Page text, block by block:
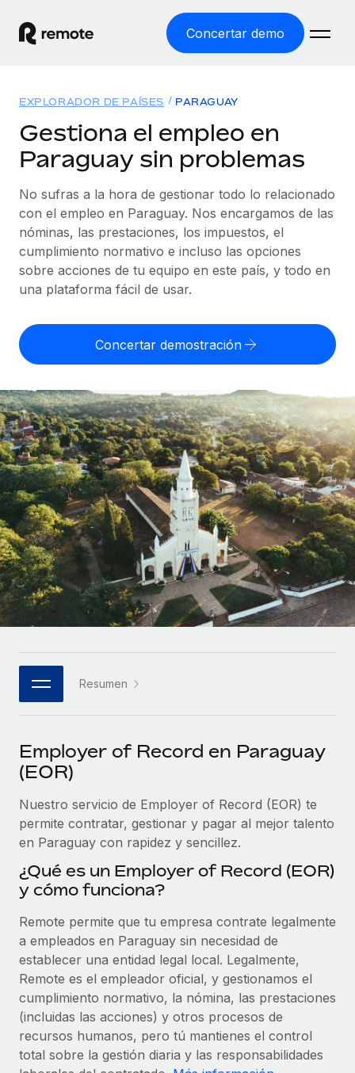
Concertar demo
EMPLEO GLOBAL
Nómina global
Gestiona las nóminas de forma sencilla y conforme a la
legalidad.
Employer of Record
Expándete en todo el mundo sin gastar en entidades.
cumpliendo la normativa.
Integra y gestiona a autónomos globalmente.
PEO
Externaliza tareas laborales complejas.
INFRAESTRUCTURA
Conexión Remote
Integra los RR. HH. en tus flujos de trabajo sin
complicaciones.
Plataforma
Funciones esenciales de RR. HH. integradas para tu
Conectar
Conecta cualquier herramienta de IA con Remote
Optimiza los procesos con herramientas empresariales
esenciales.
SERVICIOS
Pregunta a un experto
Obtén ayuda de gente experta en RR. HH. globales
y cumplimiento normativo.
Comprobaciones de antecedentes
Simplifica los procesos de cribado de candidatos.
Cumplimiento normativo
Adelántate a los riesgos de cumplimiento
normativo.
Gestión de dispositivos
Soluciones
COBERTURA MUNDIAL
Explorador de países
Consulta el soporte del empleo global según el país.
Explorador estatal de EE. UU.
Simplifica la contratación en todos los estados de EE.
Comparador de Remote
Compáranos con otras empresas.
ETAPAS DE CRECIMIENTO
Startups
Soluciones ágiles de RR. HH. globales y nóminas para
empresas en crecimiento.
Mediana empresa
Amplía tu equipo con soluciones de RR. HH.
personalizadas.
Empresa
RR. HH. globales para grandes empresas.
ASOCIARSE
Socios tecnológicos estratégicos
Integra la gestión de los RR. HH. globales en tu
Asociarse
Descubre oportunidades de colaborar con nosotros.
Remote Build
Próximamente
Consultoría de integraciones y automatización con IA.
CASOS PRÁCTICOS
Recursos
HERRAMIENTAS Y CALCULADORAS
Calculadora del riesgo de clasificación errónea
Consulta el riesgo de clasificación errónea por país.
cualquier país.
Descubre opciones de divisas y tiempos de pago para
autónomos globales.
APRENDIZAJE CON REMOTE
Guías y recursos
Casos prácticos
Glosario de RR. HH.
Listas de verificación y plantillas
Biblioteca de descripciones de puestos
Webinarios
Información sobre salarios y talento
Obtén ayuda
Nómina global
EOR y PEO
Contractor Management
Impuestos
Explora el blog
Precios
English
Nederlands
Français
Deutsch
Español
Italiano
Português (Portugal)
日本語
한국어
中文（简体）
EXPLORADOR DE PAÍSES PARAGUAY
Gestiona el empleo en
Paraguay sin problemas
No sufras a la hora de gestionar todo lo relacionado
con el empleo en Paraguay. Nos encargamos de las
nóminas, las prestaciones, los impuestos, el
cumplimiento normativo e incluso las opciones
sobre acciones de tu equipo en este país, y todo en
una plataforma fácil de usar.
Concertar demostración
Resumen
Employer of Record en Paraguay
(EOR)
Nuestro servicio de Employer of Record (EOR) te
permite contratar, gestionar y pagar al mejor talento
en Paraguay con rapidez y sencillez.
¿Qué es un Employer of Record (EOR)
y cómo funciona?
Remote permite que tu empresa contrate legalmente
a empleados en Paraguay sin necesidad de
establecer una entidad legal local. Legalmente,
Remote es el empleador oficial, y gestionamos el
cumplimiento normativo, la nómina, las prestaciones
(incluidas las acciones) y otros procesos de
recursos humanos, pero tú mantienes el control
total sobre la gestión diaria y las responsabilidades